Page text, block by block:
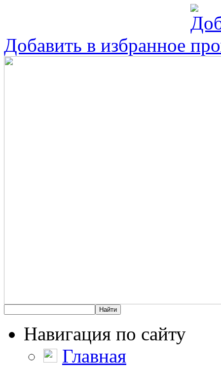
Добавить в избранное
Навигация по сайту
Главная